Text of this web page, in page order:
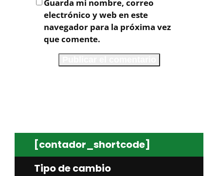
Guarda mi nombre, correo
electrónico y web en este
navegador para la próxima vez
que comente.
[contador_shortcode]
Tipo de cambio